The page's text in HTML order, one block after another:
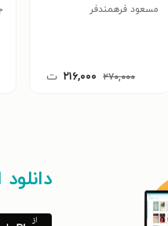
مسعود فرهمندفر
۲۷۰,۰۰۰ ۲۱۶,۰۰۰ ت